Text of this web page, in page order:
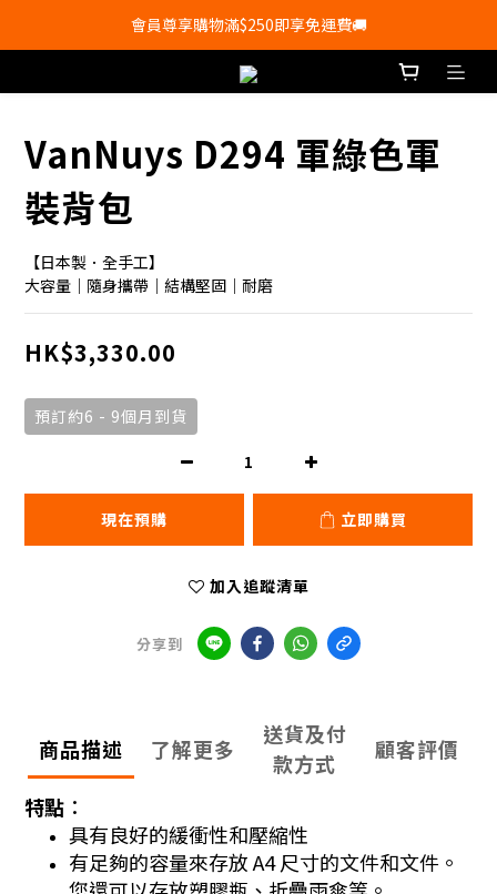
會員尊享購物滿$250即享免運費🚚
會員尊享購物滿$250即享免運費🚚
💰新登記會員即送50購物金💰
VanNuys D294 軍綠色軍
裝背包
【日本製．全手工】
大容量｜隨身攜帶｜結構堅固｜耐磨
HK$3,330.00
預訂約6 - 9個月到貨
現在預購 立即購買
加入追蹤清單
分享到
商品描述 了解更多
送貨及付
款方式
顧客評價
特點︰
具有良好的緩衝性和壓縮性
有足夠的容量來存放 A4 尺寸的文件和文件。